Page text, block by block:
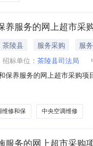
养服务的网上超市采
茶陵县 服务采购
服务
招标单位： 茶陵县司法局
保养服务的网上超市采购
价起止时间:-二、采购单
维修和保 中央空调维修
服务的网上超市采购